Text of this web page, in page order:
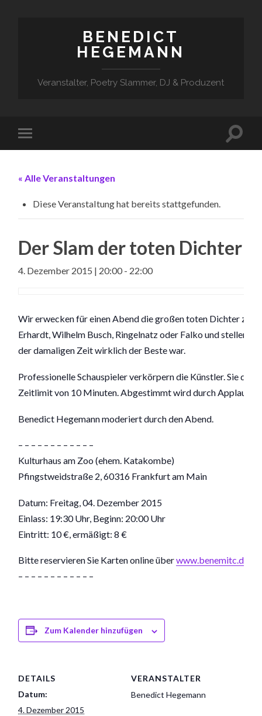
BENEDICT
HEGEMANN
Veranstalter, Poetry Slammer, DJ & Produzent
« Alle Veranstaltungen
Diese Veranstaltung hat bereits stattgefunden.
Der Slam der toten Dichter
4. Dezember 2015 | 20:00 - 22:00
Wir erwecken für einen Abend die großen toten Dichter zum
Erhardt, Wilhelm Busch, Ringelnatz oder Falko und stellen
der damaligen Zeit wirklich der Beste war.
Professionelle Schauspieler verkörpern die Künstler. Sie
Zeitlimit von 10 Minuten. Abgestimmt wird durch
Benedict Hegemann moderiert durch den Abend.
– – – – – – – – – – – –
Kulturhaus am Zoo (ehem. Katakombe)
Pfingstweidstraße 2, 60316 Frankfurt am Main
Datum: Freitag, 04. Dezember 2015
Einlass: 19:30 Uhr, Beginn: 20:00 Uhr
Eintritt: 10 €, ermäßigt: 8 €
Bitte reservieren Sie Karten online überwww.benemitc.de/
– – – – – – – – – – – –
Zum Kalender hinzufügen
DETAILS
Datum:
4. Dezember 2015
VERANSTALTER
Benedict Hegemann